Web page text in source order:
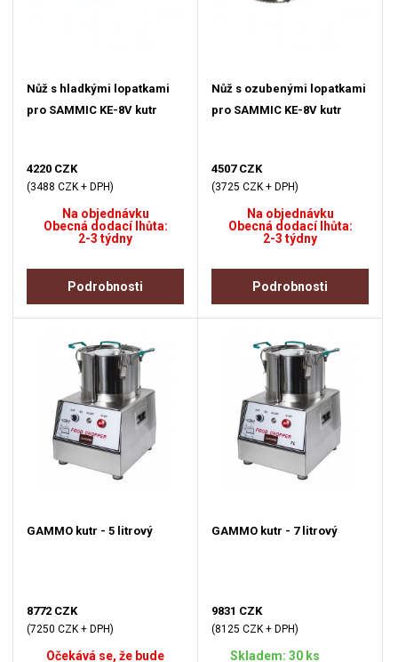
Nůž s hladkými lopatkami
pro SAMMIC KE-8V kutr
4220 CZK
(3488 CZK + DPH)
Na objednávku
Obecná dodací lhůta:
2-3 týdny
Podrobnosti
Nůž s ozubenými lopatkami
pro SAMMIC KE-8V kutr
4507 CZK
(3725 CZK + DPH)
Na objednávku
Obecná dodací lhůta:
2-3 týdny
Podrobnosti
GAMMO kutr - 5 litrový
8772 CZK
(7250 CZK + DPH)
Očekává se, že bude
GAMMO kutr - 7 litrový
9831 CZK
(8125 CZK + DPH)
Skladem: 30 ks